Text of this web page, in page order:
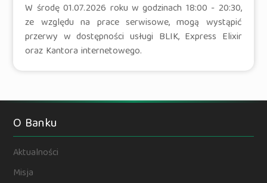
W środę 01.07.2026 roku w godzinach 18:00 - 20:30,
ze względu na prace serwisowe, mogą wystąpić
przerwy w dostępności usługi BLIK, Express Elixir
oraz Kantora internetowego.
O Banku
Aktualności
Misja